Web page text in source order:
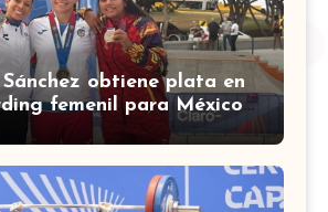
obtiene plata en
femenil para México
2026